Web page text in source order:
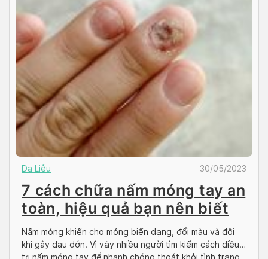
Da Liễu 30/05/2023
7 cách chữa nấm móng tay an
toàn, hiệu quả bạn nên biết
Nấm móng khiến cho móng biến dạng, đổi màu và đôi
khi gây đau đớn. Vì vậy nhiều người tìm kiếm cách điều
trị nấm móng tay để nhanh chóng thoát khỏi tình trạng